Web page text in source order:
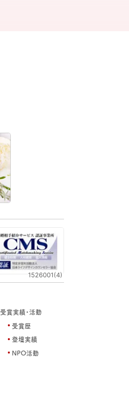
1526001(4)
受賞実績・活動
受賞歴
登壇実績
NPO活動